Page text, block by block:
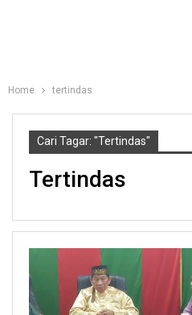
Home tertindas
Cari Tagar: "tertindas"
Tertindas